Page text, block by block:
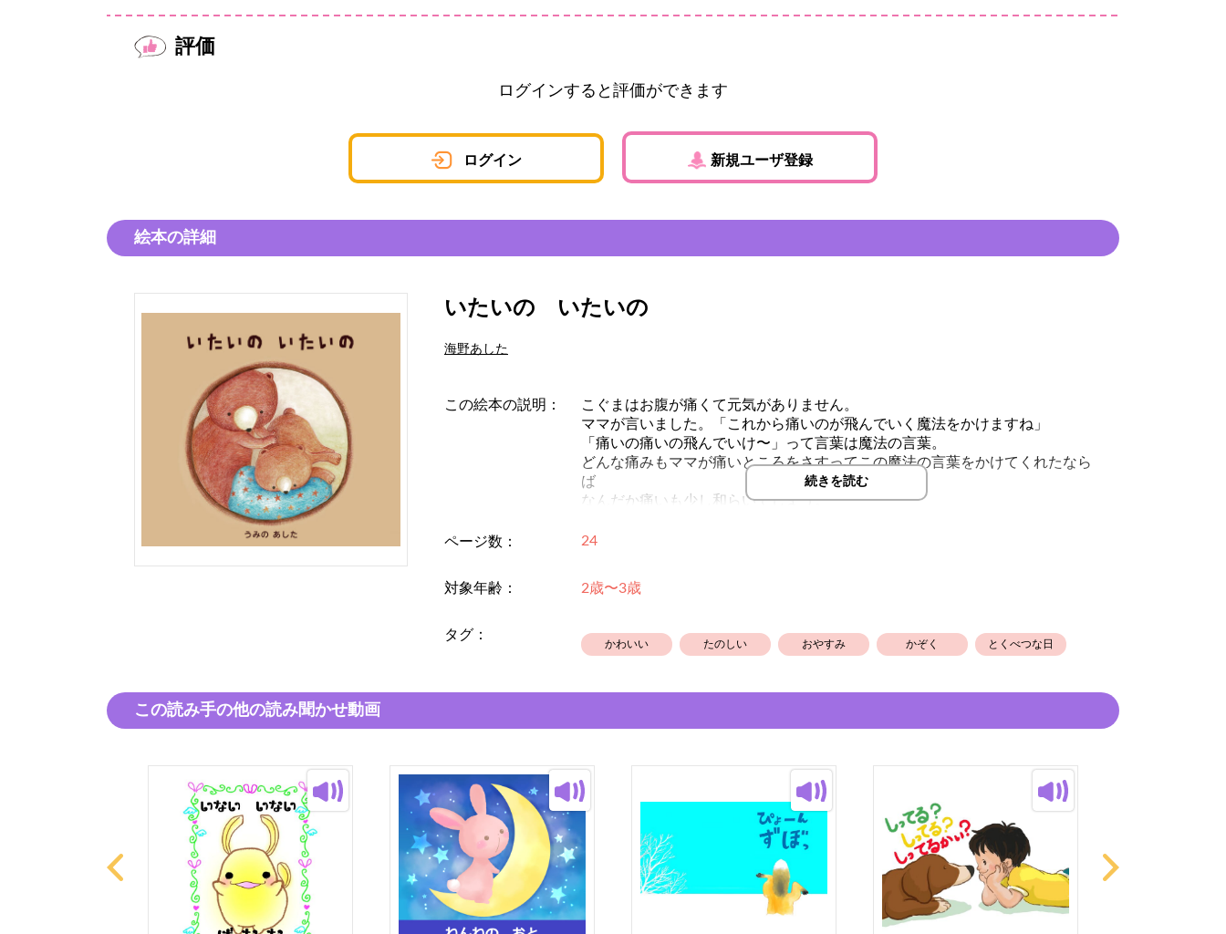
評価
ログインすると評価ができます
ログイン 新規ユーザ登録
絵本の詳細
いたいの いたいの
海野あした
この絵本の説明：
こぐまはお腹が痛くて元気がありません。
ママが言いました。「これから痛いのが飛んでいく魔法をかけますね」
「痛いの痛いの飛んでいけ〜」って言葉は魔法の言葉。
どんな痛みもママが痛いところをさすってこの魔法の言葉をかけてくれたなら
ば
なんだか痛いも少し和らいでしまう。
子供さんが不安な時、読み聞かせしていただければと思います。
続きを読む
ページ数： 24
対象年齢： 2歳〜3歳
タグ：
かわいい たのしい おやすみ かぞく とくべつな日
この読み手の他の読み聞かせ動画